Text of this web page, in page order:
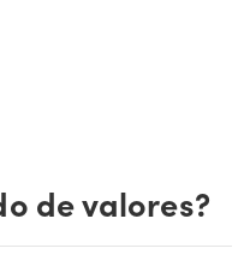
de valores?